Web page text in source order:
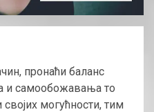
пронаћи баланс
и самообожавања то
могућности, тим